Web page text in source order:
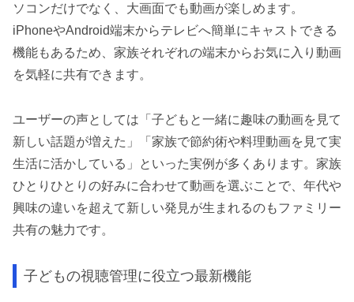
ソコンだけでなく、大画面でも動画が楽しめます。
iPhoneやAndroid端末からテレビへ簡単にキャストできる
機能もあるため、家族それぞれの端末からお気に入り動画
を気軽に共有できます。
ユーザーの声としては「子どもと一緒に趣味の動画を見て
新しい話題が増えた」「家族で節約術や料理動画を見て実
生活に活かしている」といった実例が多くあります。家族
ひとりひとりの好みに合わせて動画を選ぶことで、年代や
興味の違いを超えて新しい発見が生まれるのもファミリー
共有の魅力です。
子どもの視聴管理に役立つ最新機能